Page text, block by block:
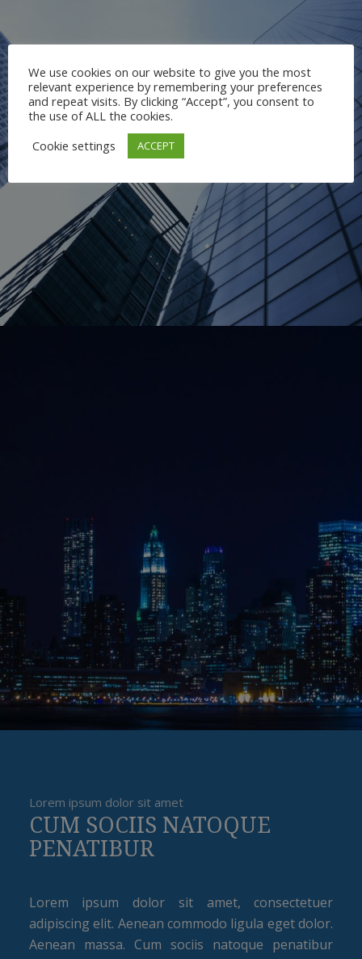
Lorem ipsum dolor sit amet
CUM SOCIIS NATOQUE
PENATIBUR
Lorem ipsum dolor sit amet, consectetuer
adipiscing elit. Aenean commodo ligula eget dolor.
Aenean massa. Cum sociis natoque penatibur
We use cookies on our website to give you the most
relevant experience by remembering your preferences
and repeat visits. By clicking “Accept”, you consent to
the use of ALL the cookies.
Cookie settings
ACCEPT